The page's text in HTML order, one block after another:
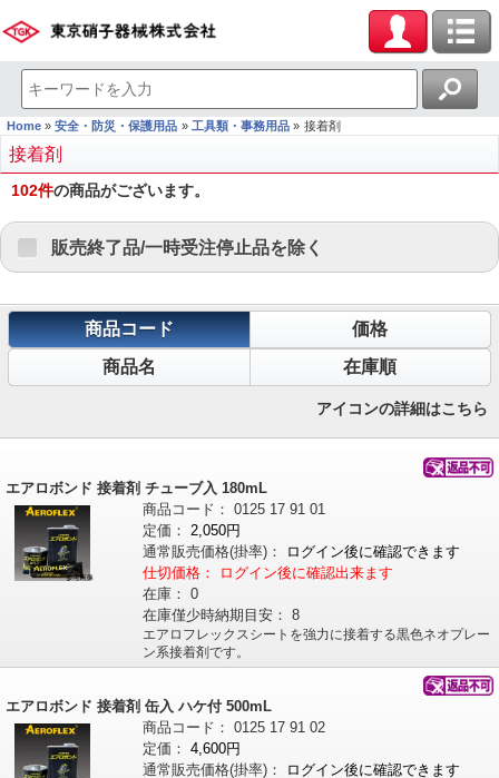
Home 安全・防災・保護用品 工具類・事務用品 接着剤
接着剤
102件の商品がございます。
販売終了品/一時受注停止品を除く
商品コード
価格
商品名
在庫順
アイコンの詳細はこちら
エアロボンド 接着剤 チューブ入 180mL
商品コード： 0125 17 91 01
定価： 2,050円
通常販売価格(掛率)：
ログイン後に確認できます
仕切価格：
ログイン後に確認出来ます
在庫： 0
在庫僅少時納期目安： 8
エアロフレックスシートを強力に接着する黒色ネオプレー
ン系接着剤です。
エアロボンド 接着剤 缶入 ハケ付 500mL
商品コード： 0125 17 91 02
定価： 4,600円
通常販売価格(掛率)：
ログイン後に確認できます